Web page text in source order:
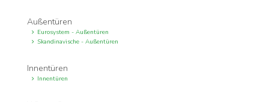
Außentüren
Eurosystem - Außentüren
Skandinavische - Außentüren
Innentüren
Innentüren